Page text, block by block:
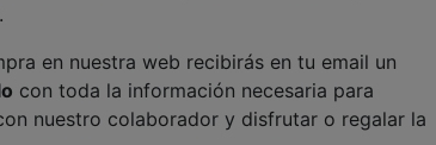
en nuestra web recibirás en tu email un
con toda la información necesaria para
nuestro colaborador y disfrutar o regalar la